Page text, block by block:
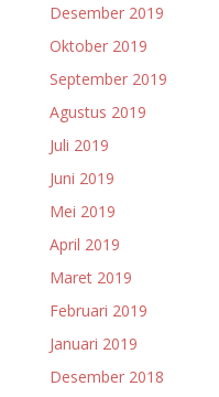
Desember 2019
Oktober 2019
September 2019
Agustus 2019
Juli 2019
Juni 2019
Mei 2019
April 2019
Maret 2019
Februari 2019
Januari 2019
Desember 2018